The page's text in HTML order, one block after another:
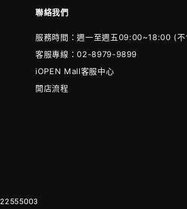
聯絡我們
服務時間：週一至週五09:00~18:00 (不
客服專線：02-8979-9899
iOPEN Mall客服中心
開店流程